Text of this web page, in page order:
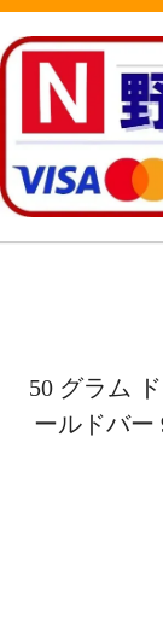
50 グラム
ールドバー